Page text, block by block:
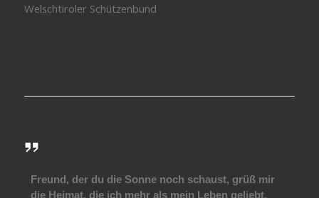
Welschtiroler Schützenbund
Freund, der du die Sonne noch schaust, grüß mir
die Heimat, die ich mehr als mein Leben geliebt.